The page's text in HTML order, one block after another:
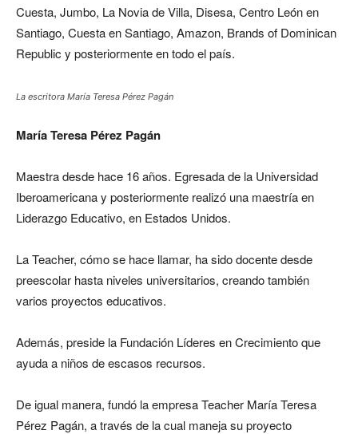
Cuesta, Jumbo, La Novia de Villa, Disesa, Centro León en
Santiago, Cuesta en Santiago, Amazon, Brands of Dominican
Republic y posteriormente en todo el país.
La escritora María Teresa Pérez Pagán
María Teresa Pérez Pagán
Maestra desde hace 16 años. Egresada de la Universidad
Iberoamericana y posteriormente realizó una maestría en
Liderazgo Educativo, en Estados Unidos.
La Teacher, cómo se hace llamar, ha sido docente desde
preescolar hasta niveles universitarios, creando también
varios proyectos educativos.
Además, preside la Fundación Líderes en Crecimiento que
ayuda a niños de escasos recursos.
De igual manera, fundó la empresa Teacher María Teresa
Pérez Pagán, a través de la cual maneja su proyecto